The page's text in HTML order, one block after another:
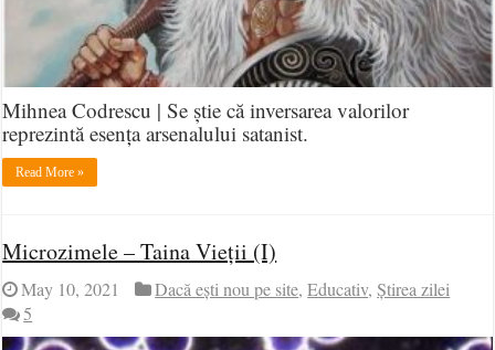
Mihnea Codrescu | Se știe că inversarea valorilor
reprezintă esența arsenalului satanist.
Read More »
Microzimele – Taina Vieții (I)
May 10, 2021 Dacă ești nou pe site,Educativ,Știrea zilei
5